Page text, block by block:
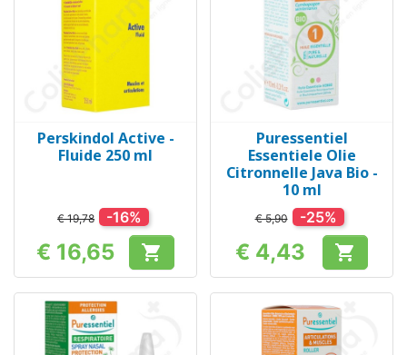
Perskindol Active -
Fluide 250 ml
€ 19,78 -16%
Prijs
€ 16,65 
Puressentiel
Essentiele Olie
Citronnelle Java Bio -
10 ml
€ 5,90 -25%
Prijs
€ 4,43 